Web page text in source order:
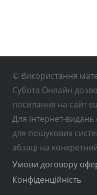
© Використання
Субота Онлайн
посилання на сайт
Для інтернет-видань
для пошукових
абзаці на
Умови договору
Конфіденційність